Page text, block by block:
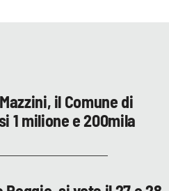
il Comune di
1 milione e 200mila